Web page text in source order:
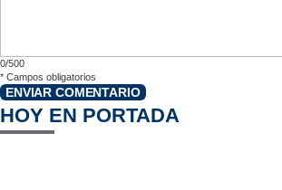
0/500
* Campos obligatorios
ENVIAR COMENTARIO
HOY EN PORTADA